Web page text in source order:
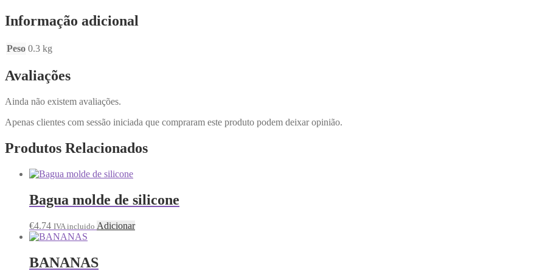
Informação adicional
Peso 0.3 kg
Avaliações
Ainda não existem avaliações.
Apenas clientes com sessão iniciada que compraram este produto podem deixar opinião.
Produtos Relacionados
Bagua molde de silicone
€4.74 IVA incluido Adicionar
BANANAS